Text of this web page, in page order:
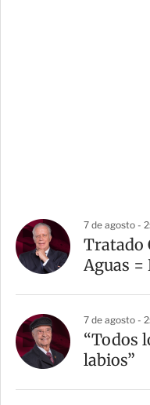
7 de agosto -
Tratado
Aguas =
7 de agosto -
“Todos
labios”